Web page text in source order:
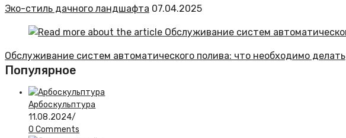
Эко-стиль дачного ландшафта 07.04.2025
Обслуживание систем автоматического полива: что необходимо делать
Популярное
Арбоскульптура
11.08.2024/
0 Comments